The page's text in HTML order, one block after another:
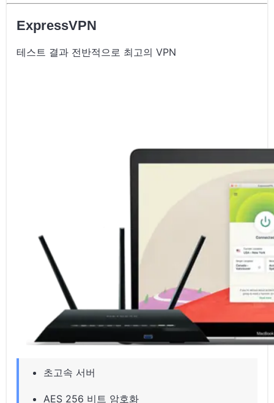
ExpressVPN
테스트 결과 전반적으로 최고의 VPN
초고속 서버
AES 256 비트 암호화